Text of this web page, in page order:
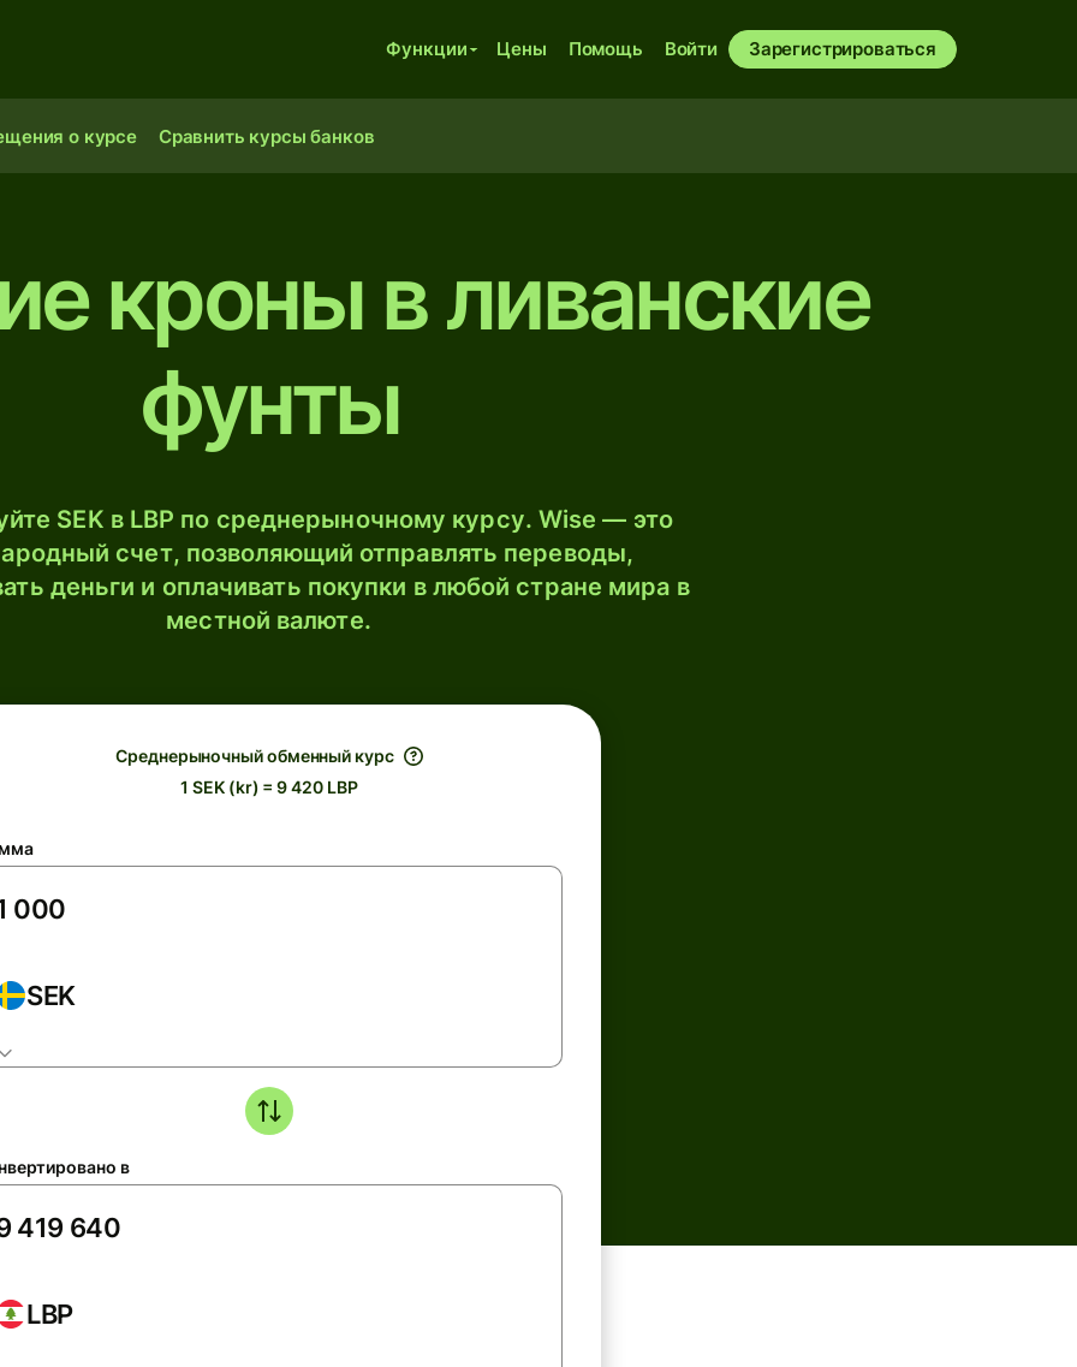
Функции Цены Помощь Войти Зарегистрироваться
о курсе Сравнить курсы банков
кроны в ливанские
фунты
SEK в LBP по среднерыночному курсу. Wise — это
счет, позволяющий отправлять переводы,
деньги и оплачивать покупки в любой стране мира в
местной валюте.
Среднерыночный обменный курс
1 SEK (kr) = 9 420 LBP
SEK
в
LBP